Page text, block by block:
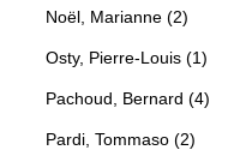
Noël, Marianne (2)
Osty, Pierre-Louis (1)
Pachoud, Bernard (4)
Pardi, Tommaso (2)